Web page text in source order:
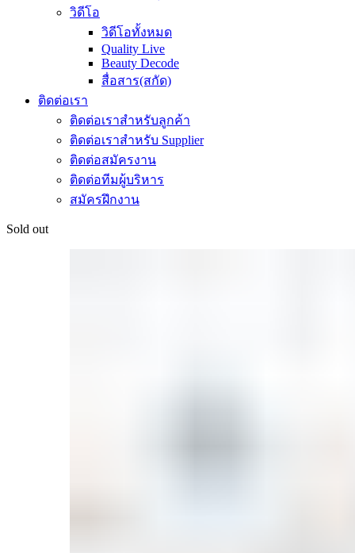
วิดีโอ
วิดีโอทั้งหมด
Quality Live
Beauty Decode
สื่อสาร(สกัด)
ติดต่อเรา
ติดต่อเราสำหรับลูกค้า
ติดต่อเราสำหรับ Supplier
ติดต่อสมัครงาน
ติดต่อทีมผู้บริหาร
สมัครฝึกงาน
Sold out